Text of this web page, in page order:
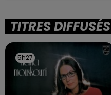
TITRES DIFFUSÉS
5h27
5h27